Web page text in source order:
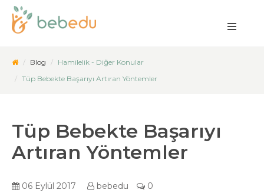
Blog
Hamilelik - Diğer Konular
Tüp Bebekte Başarıyı Artıran Yöntemler
Tüp Bebekte Başarıyı
Artıran Yöntemler
06 Eylül 2017 bebedu 0